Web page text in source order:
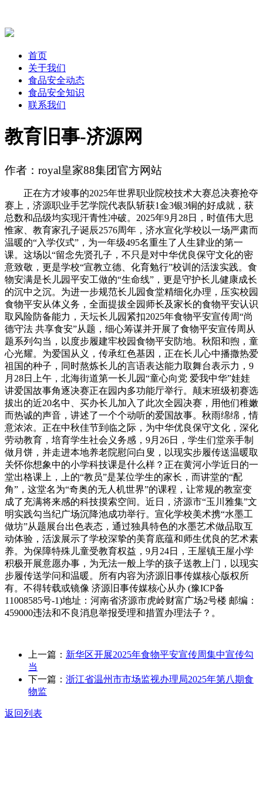
首页
关于我们
食品安全动态
食品安全知识
联系我们
教育旧事-济源网
作者：royal皇家88集团官方网站
正在方才竣事的2025年世界职业院校技术大赛总决赛抢夺
赛上，济源职业手艺学院代表队斩获1金3银3铜的好成就，获
总数和品级均实现汗青性冲破。2025年9月28日，时值伟大思
惟家、教育家孔子诞辰2576周年，济水宣化学校以一场严肃而
温暖的“入学仪式”，为一年级495名重生了人生肄业的第一
课。这场以“留念先贤孔子，不只是对中华优良保守文化的密
意致敬，更是学校“宣教立德、化育勉行”校训的活泼实践。食
物安满是长儿园平安工做的“生命线”，更是守护长儿健康成长
的沉中之沉。为进一步规范长儿园食堂精细化办理，压实校园
食物平安从体义务，全面提拔全园师长及家长的食物平安认识
取风险防备能力，天坛长儿园紧扣2025年食物平安宣传周“尚
德守法 共享食安”从题，细心筹谋并开展了食物平安宣传周从
题系列勾当，以度步履建牢校园食物平安防地。秋阳和煦，童
心光耀。为爱国从义，传承红色基因，正在长儿心中播撒热爱
祖国的种子，同时熬炼长儿的言语表达能力取舞台表示力，9
月28日上午，北海街道第一长儿园“童心向党 爱我中华”娃娃
讲爱国故事角逐决赛正在园内多功能厅举行。颠末班级初赛选
拔出的近20名中、买办长儿加入了此次全园决赛，用他们稚嫩
而热诚的声音，讲述了一个个动听的爱国故事。秋雨绵绵，情
意浓浓。正在中秋佳节到临之际，为中华优良保守文化，深化
劳动教育，培育学生社会义务感，9月26日，学生们堂亲手制
做月饼，并走进本地养老院慰问白叟，以现实步履传送温暖取
关怀你想象中的小学科技课是什么样？正在黄河小学近日的一
堂出格课上，上的“教员”是某位学生的家长，而讲堂的“配
角”，这堂名为“奇奥的无人机世界”的课程，让常规的教室变
成了充满将来感的科技摸索空间。近日，济源市“玉川雅集”文
明实践勾当纪广场沉降池成功举行。宣化学校美术携“水墨工
做坊”从题展台出色表态，通过独具特色的水墨艺术做品取互
动体验，活泼展示了学校深挚的美育底蕴和师生优良的艺术素
养。为保障特殊儿童受教育权益，9月24日，王屋镇王屋小学
积极开展意愿办事，为无法一般上学的孩子送教上门，以现实
步履传送学问和温暖。所有内容为济源旧事传媒核心版权所
有。不得转载或镜像 济源旧事传媒核心从办 (豫ICP备
11008585号-1)地址：河南省济源市虎岭财富广场2号楼 邮编：
459000违法和不良消息举报受理和措置办理法子？。
上一篇： 新华区开展2025年食物平安宣传周集中宣传勾
当
下一篇： 浙江省温州市市场监视办理局2025年第八期食
物监
返回列表